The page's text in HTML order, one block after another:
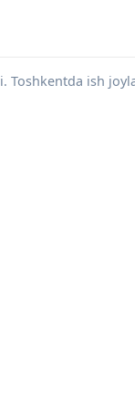
Toshkentda ish